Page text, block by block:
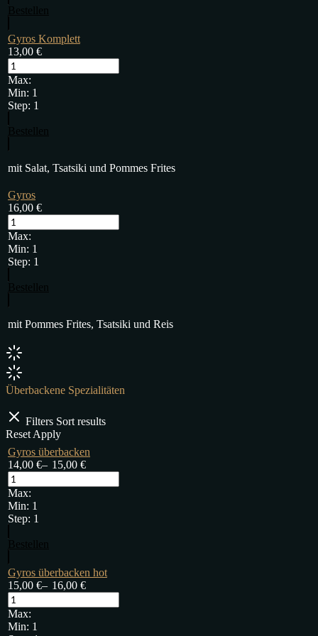
Gyros Komplett
13,00 €
Max:
Min: 1
Step: 1
mit Salat, Tsatsiki und Pommes Frites
Gyros
16,00 €
Max:
Min: 1
Step: 1
mit Pommes Frites, Tsatsiki und Reis
Überbackene Spezialitäten
Filters Sort results
Reset Apply
Gyros überbacken
14,00 €– 15,00 €
Max:
Min: 1
Step: 1
Gyros überbacken hot
15,00 €– 16,00 €
Max:
Min: 1